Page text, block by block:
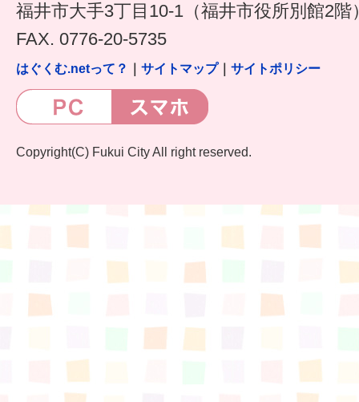
福井市大手3丁目10-1（福井市役所別館2階
FAX. 0776-20-5735
はぐくむ.netって？ サイトマップ｜ サイトポリシー
Copyright(C) Fukui City All right reserved.